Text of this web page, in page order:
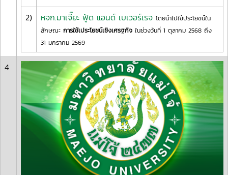
2) หจก.มาเจี๊ยะ ฟู้ด แอนด์ เบเวอร์เรจ โดยนำไปใช้ประโยชน์ใน
ลักษณะ การใช้เประโยชน์เชิงเศรฐกิจ ในช่วงวันที่ 1 ตุลาคม 2568 ถึง
31 มกราคม 2569
4